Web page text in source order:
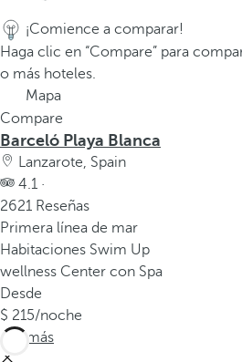
a
p
m
e
r
a
o
p
c
ó
n
d
¡Comience a comparar!
Haga clic en “Compare” para
o más hoteles.
Mapa
Compare
Barceló Playa Blanca
Lanzarote, Spain
4.1 ·
2621 Reseñas
Primera línea de mar
Habitaciones Swim Up
wellness Center con Spa
Desde
215/noche
Ver más